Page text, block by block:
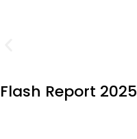
Flash Report 2025